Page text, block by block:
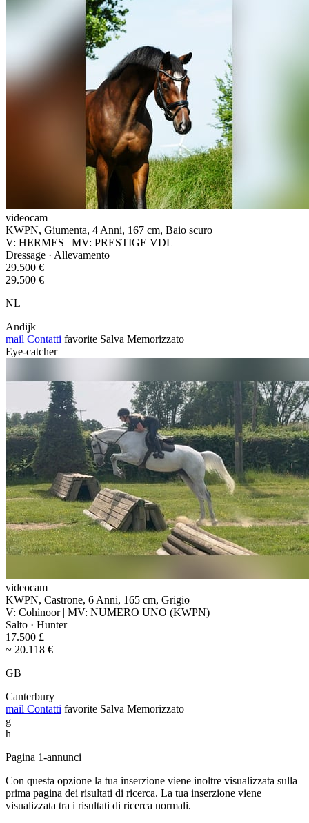
videocam
KWPN, Giumenta, 4 Anni, 167 cm, Baio scuro
V: HERMES | MV: PRESTIGE VDL
Dressage · Allevamento
29.500 €
29.500 €
NL
Andijk
mail Contatti favorite Salva Memorizzato
Eye-catcher
videocam
KWPN, Castrone, 6 Anni, 165 cm, Grigio
V: Cohinoor | MV: NUMERO UNO (KWPN)
Salto · Hunter
17.500 £
~ 20.118 €
GB
Canterbury
mail Contatti favorite Salva Memorizzato
g
h
Pagina 1-annunci
Con questa opzione la tua inserzione viene inoltre visualizzata sulla
prima pagina dei risultati di ricerca. La tua inserzione viene
visualizzata tra i risultati di ricerca normali.